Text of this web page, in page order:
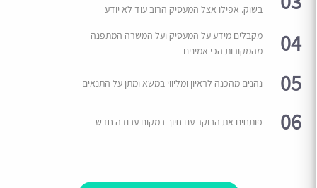
בשוק. אפילו אצל המעסיק הרוב עוד לא יודע
04
מקבלים מידע על המעסיק ועל המשרה המתפנה
מהמקורות הכי אמינים
05 נהנים מהכנה לראיון ומליווי במשא ומתן על התנאים
06 פותחים את הבוקר עם חיוך במקום עבודה חדש